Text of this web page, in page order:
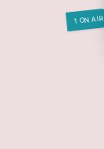
1 ON AIR